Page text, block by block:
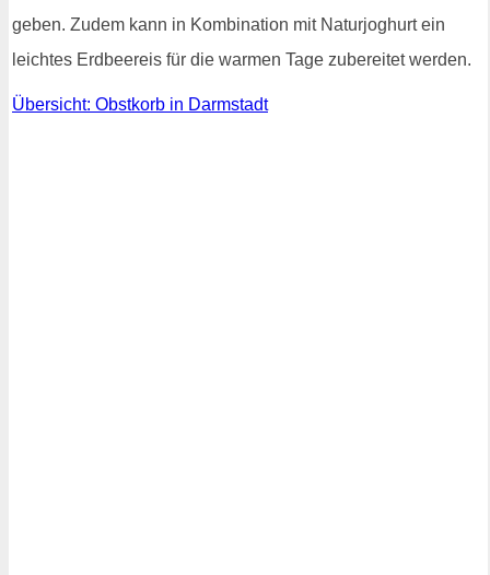
geben. Zudem kann in Kombination mit Naturjoghurt ein
leichtes Erdbeereis für die warmen Tage zubereitet werden.
Übersicht: Obstkorb in Darmstadt